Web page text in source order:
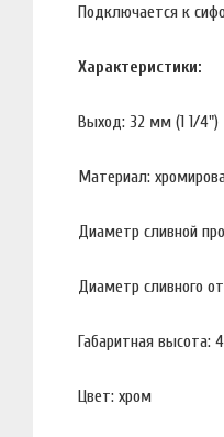
Подключается к
Характеристики:
Выход: 32 мм (1 1/4")
Материал:
Диаметр сливной
Диаметр сливного
Габаритная высота:
Цвет: хром